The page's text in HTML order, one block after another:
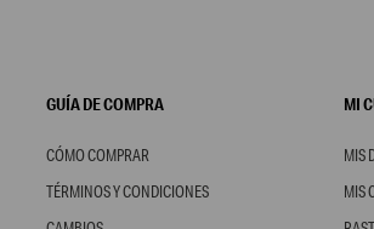
GUÍA DE COMPRA
CÓMO COMPRAR
TÉRMINOS Y CONDICIONES
MI
MIS
MIS